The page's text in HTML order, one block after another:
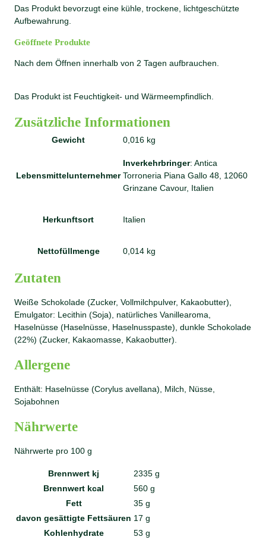
Das Produkt bevorzugt eine kühle, trockene, lichtgeschützte
Aufbewahrung.
Geöffnete Produkte
Nach dem Öffnen innerhalb von 2 Tagen aufbrauchen.
Das Produkt ist Feuchtigkeit- und Wärmeempfindlich.
Zusätzliche Informationen
Gewicht 0,016 kg
Lebensmittelunternehmer
Inverkehrbringer: Antica
Torroneria Piana Gallo 48, 12060
Grinzane Cavour, Italien
Herkunftsort Italien
Nettofüllmenge 0,014 kg
Zutaten
Weiße Schokolade (Zucker, Vollmilchpulver, Kakaobutter),
Emulgator: Lecithin (Soja), natürliches Vanillearoma,
Haselnüsse (Haselnüsse, Haselnusspaste), dunkle Schokolade
(22%) (Zucker, Kakaomasse, Kakaobutter).
Allergene
Enthält: Haselnüsse (Corylus avellana), Milch, Nüsse,
Sojabohnen
Nährwerte
Nährwerte pro 100 g
Brennwert kj 2335 g
Brennwert kcal
560 g
Fett
35 g
davon gesättigte Fettsäuren 17 g
Kohlenhydrate
53 g